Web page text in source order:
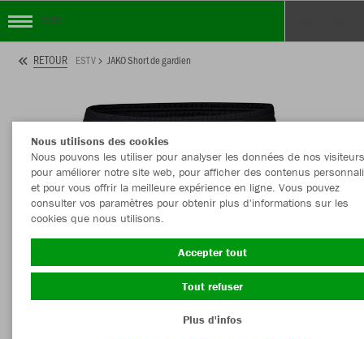
ESTV
RETOUR ESTV JAKO Short de gardien
Nous utilisons des cookies
Nous pouvons les utiliser pour analyser les données de nos
pour améliorer notre site web, pour afficher des contenus
et pour vous offrir la meilleure expérience en ligne. Vous pouvez
consulter vos paramètres pour obtenir plus d'informations sur les
cookies que nous utilisons.
Accepter tout
Tout refuser
Plus d'infos